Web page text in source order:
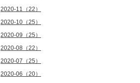
2020-11（22）
2020-10（25）
2020-09（25）
2020-08（22）
2020-07（25）
2020-06（20）